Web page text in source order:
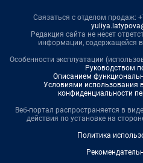
Связаться с отделом продаж:
Редакция сайта не несет
информации, содержащейся
Особенности эксплуатации
Руководством
Описанием
Условиями использования
конфиденциальности
Веб-портал распространяется в
действия по установке на
Политика